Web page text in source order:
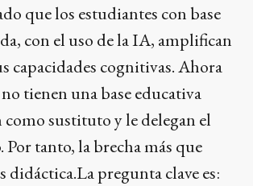
que los estudiantes con base
con el uso de la IA, amplifican
capacidades cognitivas. Ahora
tienen una base educativa
como sustituto y le delegan el
tanto, la brecha más que
didáctica.La pregunta clave es: